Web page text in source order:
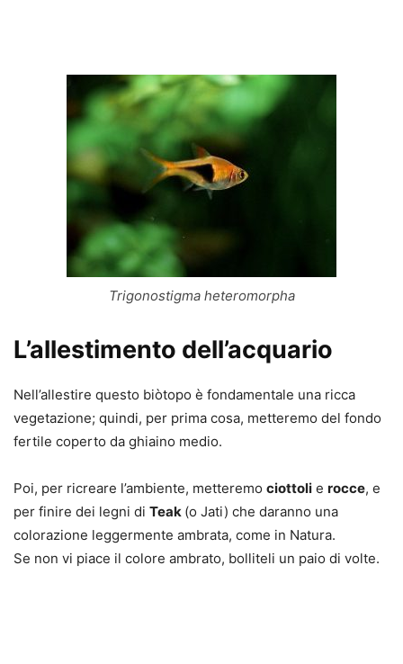
Trigonostigma heteromorpha
L’allestimento dell’acquario
Nell’allestire questo biòtopo è fondamentale una ricca
vegetazione; quindi, per prima cosa, metteremo del fondo
fertile coperto da ghiaino medio.
Poi, per ricreare l’ambiente, metteremo ciottoli e rocce, e
per finire dei legni di Teak (o Jati) che daranno una
colorazione leggermente ambrata, come in Natura.
Se non vi piace il colore ambrato, bolliteli un paio di volte.